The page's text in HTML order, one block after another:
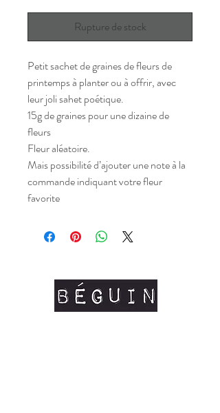
Rupture de stock
Petit sachet de graines de fleurs de
printemps à planter ou à offrir, avec
leur joli sahet poétique.
15g de graines pour une dizaine de
fleurs
Fleur aléatoire.
Mais possibilité d’ajouter une note à la
commande indiquant votre fleur
favorite